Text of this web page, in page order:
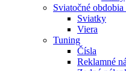
Sviatočné
Sviatky
Viera
Tuning
Čísla
Reklamné